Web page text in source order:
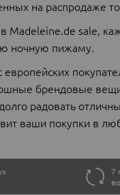
на распродаже
Madeleine.de sale,
ночную пижаму.
европейских
брендовые
радовать
ваши покупки в
7